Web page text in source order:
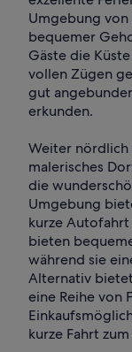
Umgebung
bequemer
Gäste die
vollen Zügen
gut
erkunden.
Weiter
malerisches
die
Umgebung
kurze
bieten
während sie
Alternativ
eine Reihe von
kurze Fahrt